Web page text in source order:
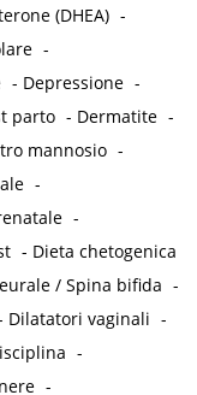
(DHEA) -
-
- Depressione -
parto - Dermatite -
mannosio -
-
-
- Dieta chetogenica
/ Spina bifida -
Dilatatori vaginali -
-
-